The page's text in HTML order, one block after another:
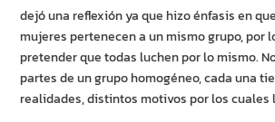
dejó una reflexión ya que hizo énfasis en
mujeres pertenecen a un mismo grupo, por
pretender que todas luchen por lo mismo.
partes de un grupo homogéneo, cada una
realidades, distintos motivos por los cuales